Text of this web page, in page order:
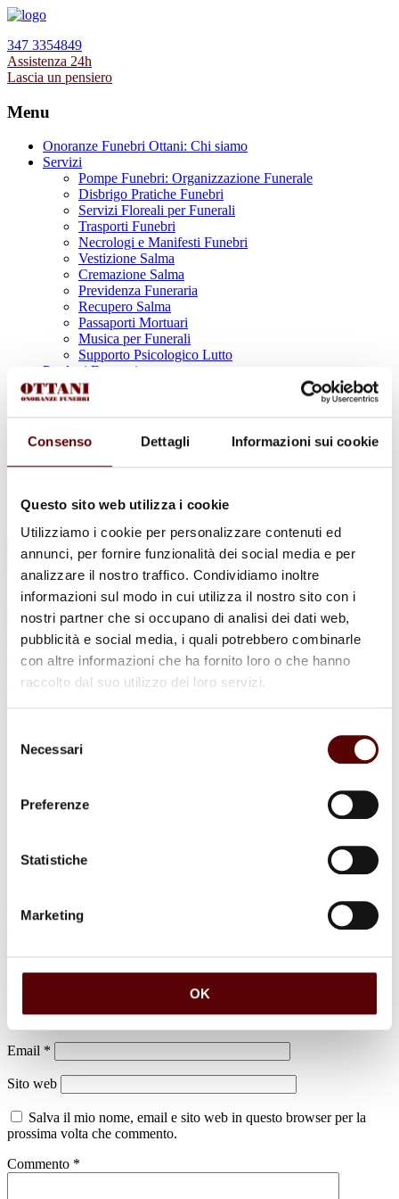
Consenso Dettagli Informazioni sui cookie
Questo sito web utilizza i cookie
Utilizziamo i cookie per personalizzare contenuti ed
annunci, per fornire funzionalità dei social media e per
analizzare il nostro traffico. Condividiamo inoltre
informazioni sul modo in cui utilizza il nostro sito con i
nostri partner che si occupano di analisi dei dati web,
pubblicità e social media, i quali potrebbero combinarle
con altre informazioni che ha fornito loro o che hanno
raccolto dal suo utilizzo dei loro servizi.
delNecessari
Preferenze
Statistiche
Marketing
OK
347 3354849
Assistenza 24h
Lascia un pensiero
Menu
Onoranze Funebri Ottani: Chi siamo
Servizi
Pompe Funebri: Organizzazione Funerale
Disbrigo Pratiche Funebri
Servizi Floreali per Funerali
Trasporti Funebri
Necrologi e Manifesti Funebri
Vestizione Salma
Cremazione Salma
Previdenza Funeraria
Recupero Salma
Passaporti Mortuari
Musica per Funerali
Supporto Psicologico Lutto
Prodotti Funerari
Lapidi, Lastre tombali e Monumenti Funerari
Urne Cinerarie
Allestimento Funebre
Cofani Funebri
In caso di decesso
Necrologi
Sedi Onoranze Funebri Ottani
per:
Luisa Vignocchi
Il tuo indirizzo email non sarà pubblicato. I campi obbligatori sono
Nome*
Email *
Sito web
Salva il mio nome, email e sito web in questo browser per la
prossima volta che commento.
Commento *